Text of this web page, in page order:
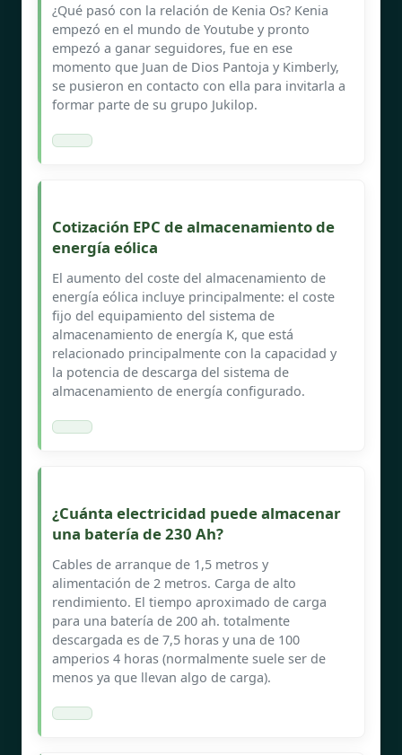
¿Qué pasó con la relación de Kenia Os? Kenia
empezó en el mundo de Youtube y pronto
empezó a ganar seguidores, fue en ese
momento que Juan de Dios Pantoja y Kimberly,
se pusieron en contacto con ella para invitarla a
formar parte de su grupo Jukilop.
Cotización EPC de almacenamiento de
energía eólica
El aumento del coste del almacenamiento de
energía eólica incluye principalmente: el coste
fijo del equipamiento del sistema de
almacenamiento de energía K, que está
relacionado principalmente con la capacidad y
la potencia de descarga del sistema de
almacenamiento de energía configurado.
¿Cuánta electricidad puede almacenar
una batería de 230 Ah?
Cables de arranque de 1,5 metros y
alimentación de 2 metros. Carga de alto
rendimiento. El tiempo aproximado de carga
para una batería de 200 ah. totalmente
descargada es de 7,5 horas y una de 100
amperios 4 horas (normalmente suele ser de
menos ya que llevan algo de carga).